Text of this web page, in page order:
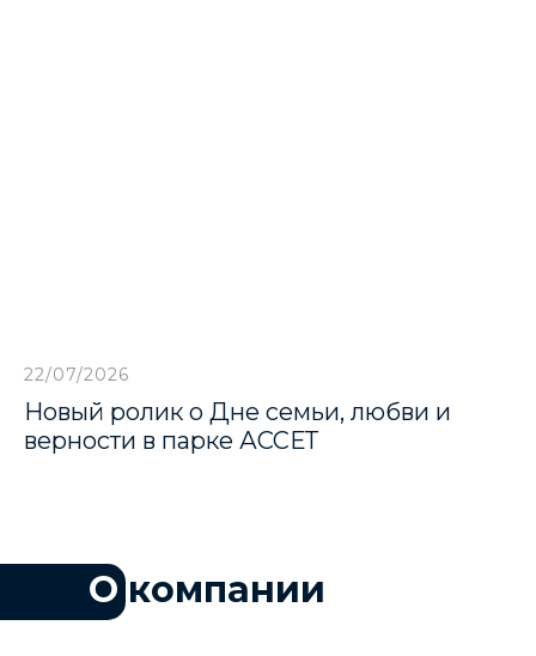
22/07/2026
Новый ролик о Дне семьи, любви и
верности в парке АССЕТ
Окомпании